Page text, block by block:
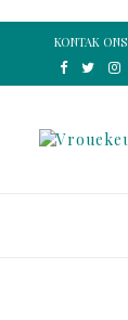
KONTAK ONS